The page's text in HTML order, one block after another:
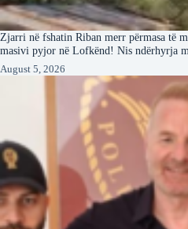
Zjarri në fshatin Riban merr përmasa të
masivi pyjor në Lofkënd! Nis ndërhyrja
August 5, 2026